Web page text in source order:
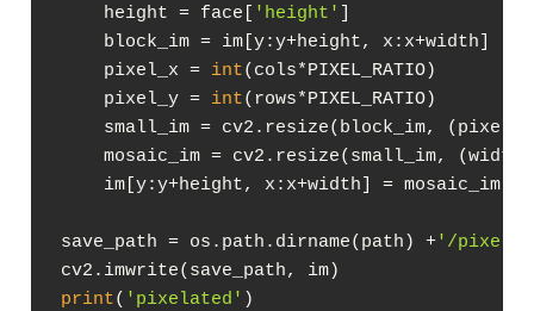
height = face[ 'height' ]
block_im = im[y:y+height, x:x+width]
pixel_x = int(cols*PIXEL_RATIO)
pixel_y = int(rows*PIXEL_RATIO)
small_im = cv2.resize(block_im, (pixel_x,
mosaic_im = cv2.resize(small_im, (width,
im[y:y+height, x:x+width] = mosaic_im
save_path = os.path.dirname(path) +'/
print( 'pixelated' )